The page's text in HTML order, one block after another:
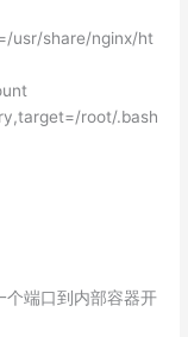
usr/share/nginx/ht
root/.bash
端口到内部容器开